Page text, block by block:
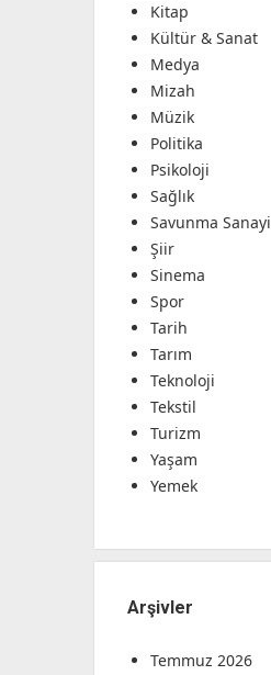
Kitap
Kültür & Sanat
Medya
Mizah
Müzik
Politika
Psikoloji
Sağlık
Savunma Sanayi
Şiir
Sinema
Spor
Tarih
Tarım
Teknoloji
Tekstil
Turizm
Yaşam
Yemek
Arşivler
Temmuz 2026